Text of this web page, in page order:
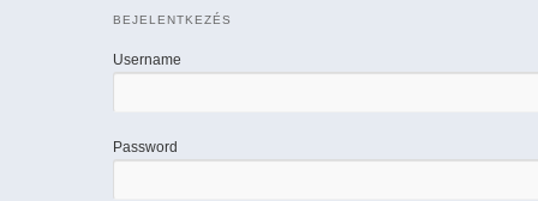
BEJELENTKEZÉS
Username
Password